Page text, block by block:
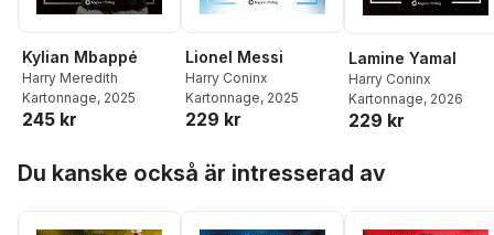
Kylian Mbappé
Harry Meredith
Kartonnage, 2025
245 kr
Lionel Messi
Harry Coninx
Kartonnage, 2025
229 kr
Lamine Yamal
Harry Coninx
Kartonnage, 2026
229 kr
Du kanske också är intresserad av